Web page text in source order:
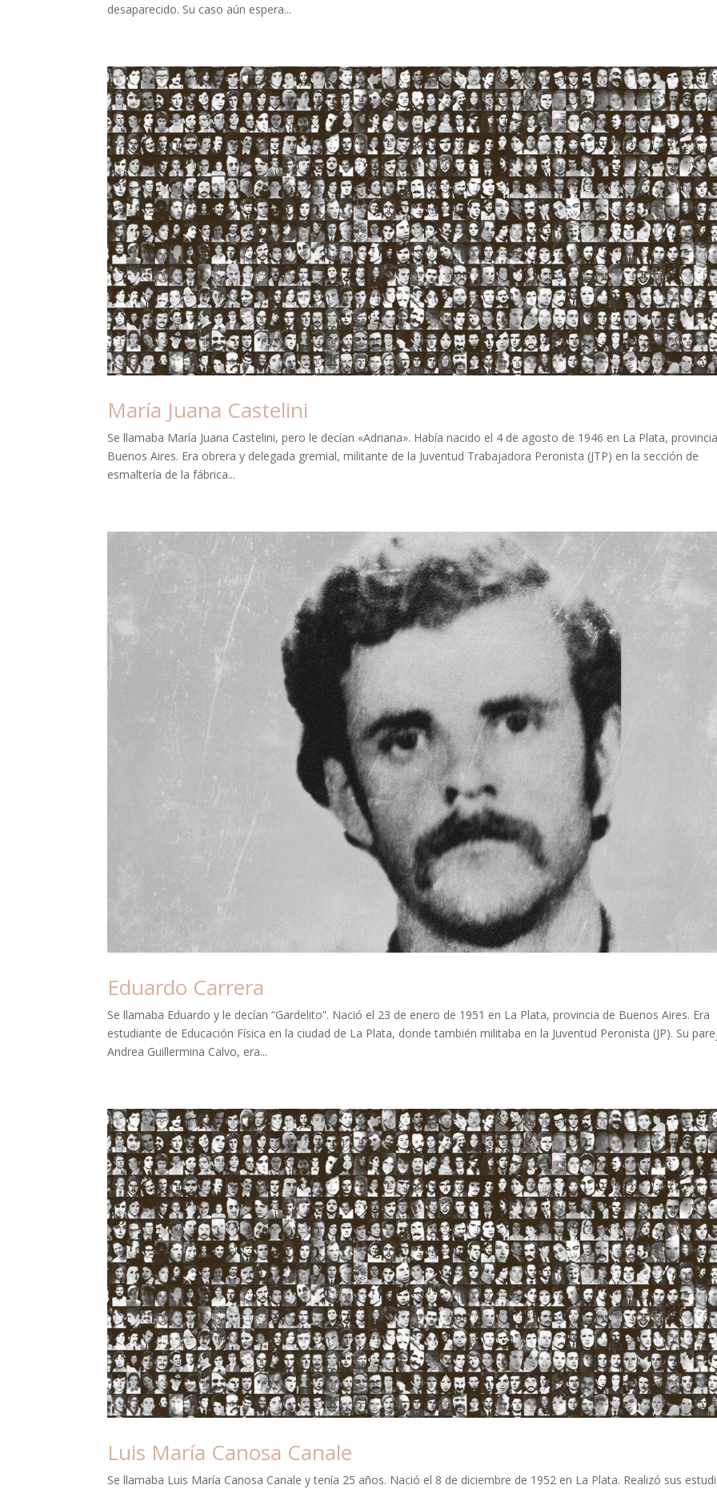
desaparecido. Su caso aún espera...
María Juana Castelini
Se llamaba María Juana Castelini, pero le decían «Adriana». Había nacido el 4 de agosto de 1946 en La Plata,
Buenos Aires. Era obrera y delegada gremial, militante de la Juventud Trabajadora Peronista (JTP) en la sección de
esmaltería de la fábrica...
Eduardo Carrera
Se llamaba Eduardo y le decían “Gardelito”. Nació el 23 de enero de 1951 en La Plata, provincia de Buenos Aires. Era
estudiante de Educación Física en la ciudad de La Plata, donde también militaba en la Juventud Peronista (JP). Su
Andrea Guillermina Calvo, era...
Luis María Canosa Canale
Se llamaba Luis María Canosa Canale y tenía 25 años. Nació el 8 de diciembre de 1952 en La Plata. Realizó sus